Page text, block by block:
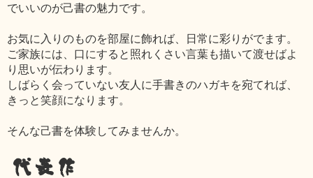
でいいのが己書の魅力です。
お気に入りのものを部屋に飾れば、日常に彩りがでます。
ご家族には、口にすると照れくさい言葉も描いて渡せばよ
り思いが伝わります。
しばらく会っていない友人に手書きのハガキを宛てれば、
きっと笑顔になります。
そんな己書を体験してみませんか。
代表作